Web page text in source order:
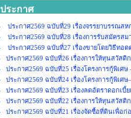
ประกาศ
ประกาศ2569 ฉบับที่29 เรื่องจรรยาบรรณส
ประกาศ2569 ฉบับที่28 เรื่องการรับสมัครส
ประกาศ2569 ฉบับที่27 เรื่องขายโดยวิธีทอ
ประกาศ2569 ฉบับที่26 เรื่องการให้ทุนสวัส
ประกาศ2569 ฉบับที่25 เรื่องโครงการกู้พิเศ
ประกาศ2569 ฉบับที่24 เรื่องโครงการกู้พิเศ
ประกาศ2569 ฉบับที่23 เรื่องลดอัตราดอกเบี้
ประกาศ2569 ฉบับที่22 เรื่องการให้ทุนสวัสติ
ประกาศ2569 ฉบับที่21 เรื่องจัดซื้อที่ดินเพื่อ